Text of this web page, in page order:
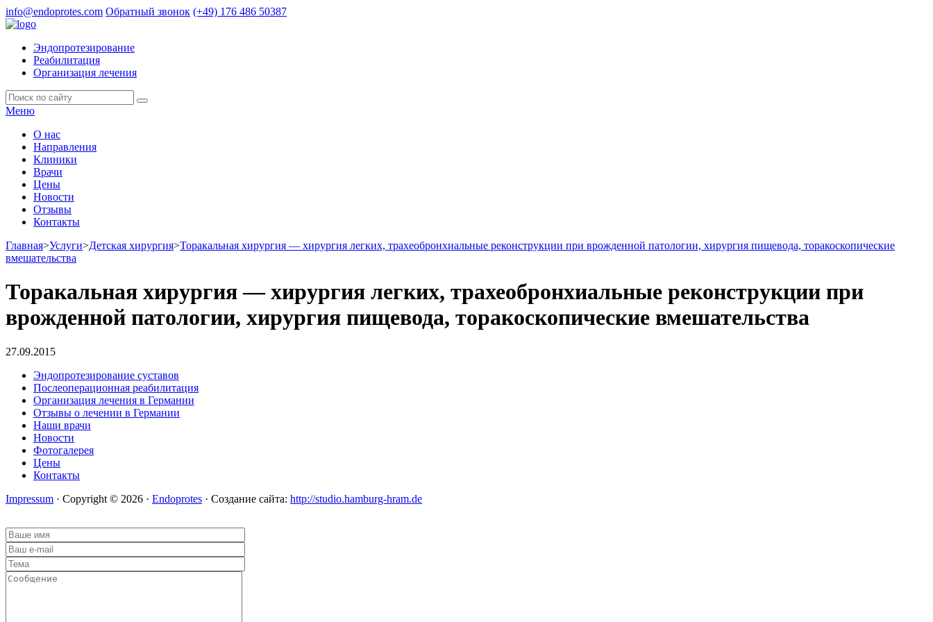
info@endoprotes.com Обратный звонок (+49) 176 486 50387
Эндопротезирование
Реабилитация
Организация лечения
Меню
О нас
Направления
Клиники
Врачи
Цены
Новости
Отзывы
Контакты
Главная>Услуги>Детская хирургия>Торакальная хирургия — хирургия легких, трахеобронхиальные реконструкции при врожденной патологии, хирургия пищевода, торакоскопические
вмешательства
Торакальная хирургия — хирургия легких, трахеобронхиальные реконструкции при
врожденной патологии, хирургия пищевода, торакоскопические вмешательства
27.09.2015
Эндопротезирование суставов
Послеоперационная реабилитация
Организация лечения в Германии
Отзывы о лечении в Германии
Наши врачи
Новости
Фотогалерея
Цены
Контакты
Impressum · Copyright © 2026 · Endoprotes · Создание сайта: http://studio.hamburg-hram.de